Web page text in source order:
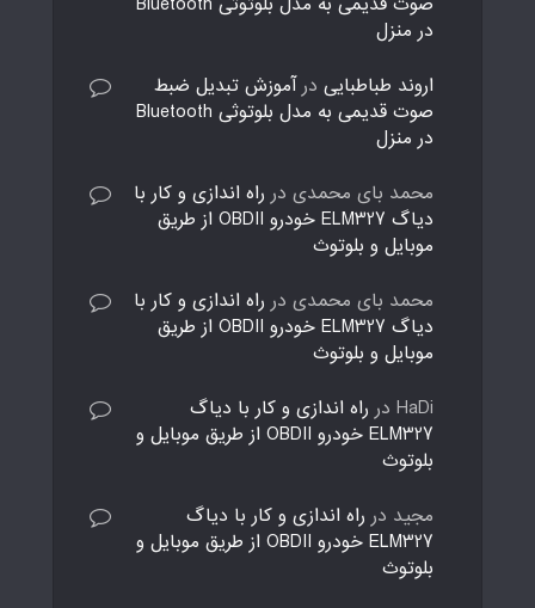
در منزل
اروند طباطبایی در آموزش تبدیل ضبط
صوت قدیمی به مدل بلوتوثی Bluetooth
در منزل
محمد بای محمدی در راه اندازی و کار با
دیاگ ELM327 خودرو OBDII از طریق
موبایل و بلوتوث
محمد بای محمدی در راه اندازی و کار با
دیاگ ELM327 خودرو OBDII از طریق
موبایل و بلوتوث
HaDi در راه اندازی و کار با دیاگ
ELM327 خودرو OBDII از طریق موبایل و
بلوتوث
مجید در راه اندازی و کار با دیاگ
ELM327 خودرو OBDII از طریق موبایل و
بلوتوث